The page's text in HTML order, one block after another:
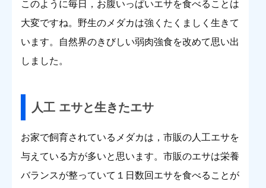
このように毎日，お腹いっぱいエサを食べることは
大変ですね。野生のメダカは強くたくましく生きて
います。自然界のきびしい弱肉強食を改めて思い出
しました。
人工 エサと生きたエサ
お家で飼育されているメダカは，市販の人工エサを
与えている方が多いと思います。市販のエサは栄養
バランスが整っていて１日数回エサを食べることが